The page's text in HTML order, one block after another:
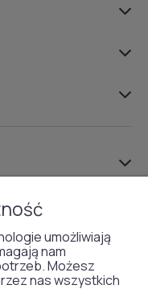
umożliwiają
nam
Możesz
nas wszystkich